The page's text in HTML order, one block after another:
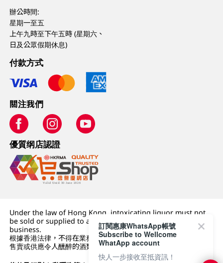
辦公時間:
星期一至五
上午九時至下午五時 (星期六、
日及公眾假期休息)
付款方式
關注我們
優質纲店認證
Under the law of Hong Kong, intoxicating liquor must not
be sold or supplied to a minor (under 18) in the course of
business.
根據香港法律，不得在業務過程中，向未成年人 (18 歲以下人士)
售賣或供應令人醺醉的酒類。
訂閱惠康WhatsApp帳號
Subscribe to Wellcome
WhatApp account
快人一步接收至抵資訊！